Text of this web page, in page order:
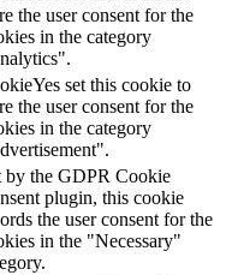
the user consent for the
in the category
set this cookie to
the user consent for the
in the category
by the GDPR Cookie
plugin, this cookie
the user consent for the
in the "Necessary"